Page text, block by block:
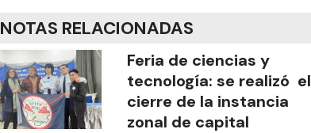
NOTAS RELACIONADAS
Feria de ciencias y
tecnología: se realizó el
cierre de la instancia
zonal de capital